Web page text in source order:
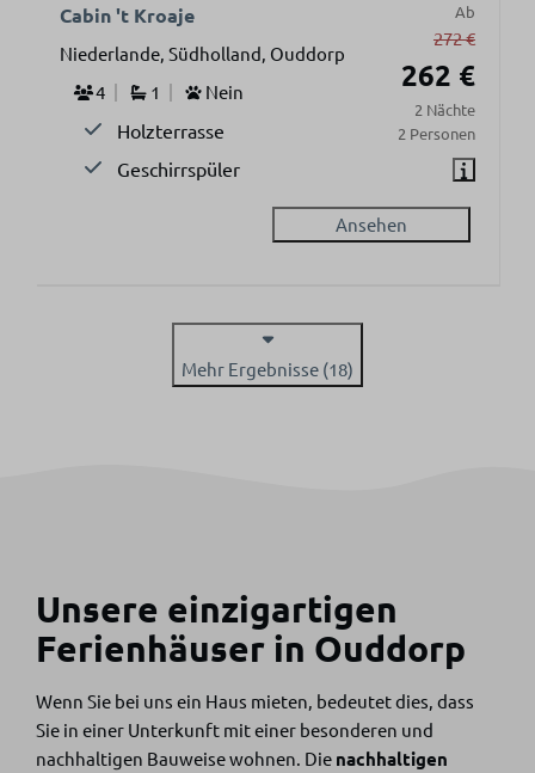
Ab
272 €
262 €
2 Nächte
2 Personen
Cabin 't Kroaje
Niederlande, Südholland, Ouddorp
4
1 Nein
Holzterrasse
Geschirrspüler
Ansehen
Mehr Ergebnisse (18)
Unsere einzigartigen
Ferienhäuser in Ouddorp
Wenn Sie bei uns ein Haus mieten, bedeutet dies, dass
Sie in einer Unterkunft mit einer besonderen und
nachhaltigen Bauweise wohnen. Die nachhaltigen